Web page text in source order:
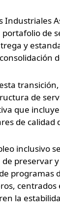
Industriales
de
y
de
que
de
inclusivo
preservar
programas
la